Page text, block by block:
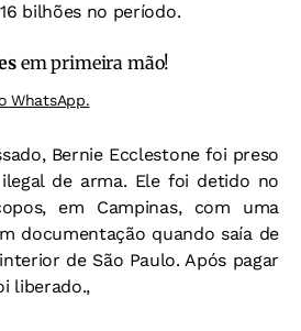
bilhões no período.
em primeira mão!
WhatsApp.
Bernie Ecclestone foi preso
de arma. Ele foi detido no
em Campinas, com uma
documentação quando saía de
de São Paulo. Após pagar
liberado.,